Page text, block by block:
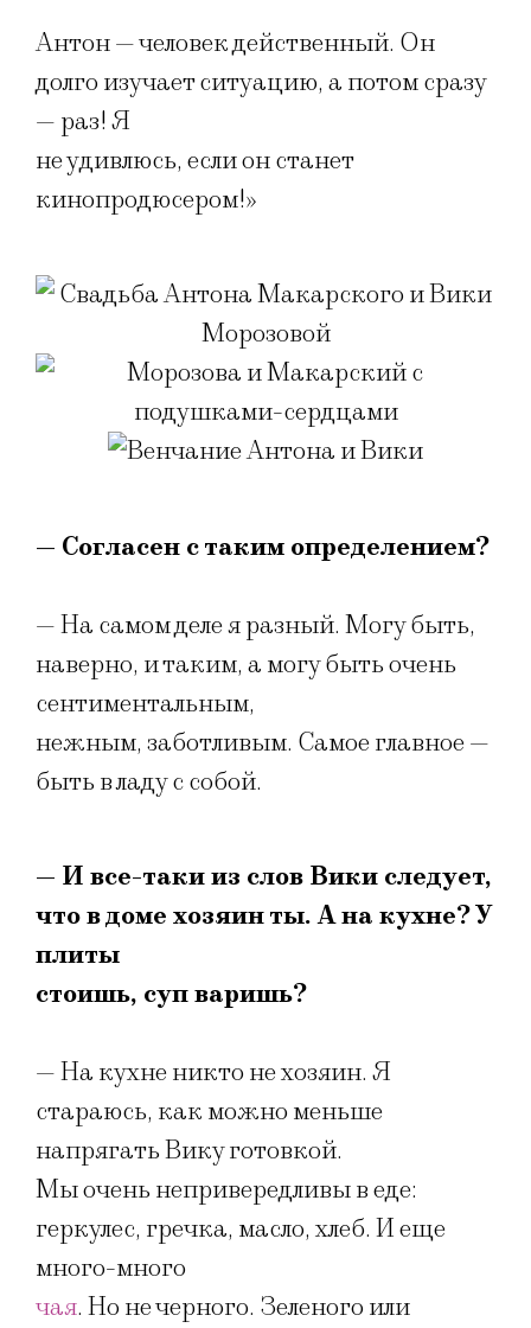
Антон — человек действенный. Он
долго изучает ситуацию, а потом сразу
— раз! Я
не удивлюсь, если он станет
кинопродюсером!»
— Согласен с таким определением?
— На самом деле я разный. Могу быть,
наверно, и таким, а могу быть очень
сентиментальным,
нежным, заботливым. Самое главное —
быть в ладу с собой.
— И все-таки из слов Вики следует,
что в доме хозяин ты. А на кухне? У
плиты
стоишь, суп варишь?
— На кухне никто не хозяин. Я
стараюсь, как можно меньше
напрягать Вику готовкой.
Мы очень непривередливы в еде:
геркулес, гречка, масло, хлеб. И еще
много-много
чая. Но не черного. Зеленого или